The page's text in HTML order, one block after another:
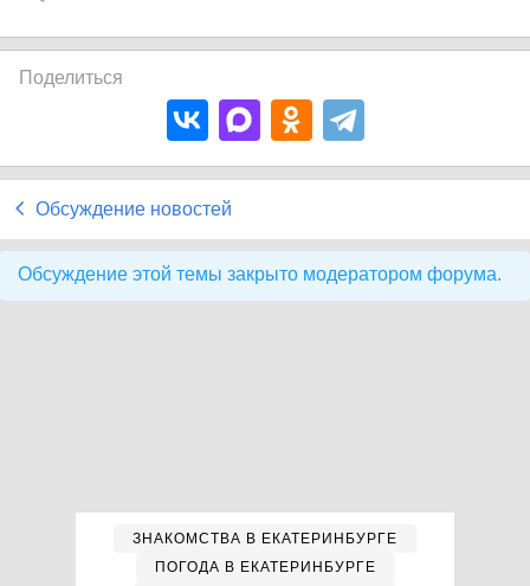
Поделиться
Обсуждение новостей
Обсуждение этой темы закрыто модератором форума.
ЗНАКОМСТВА В ЕКАТЕРИНБУРГЕ
ПОГОДА В ЕКАТЕРИНБУРГЕ